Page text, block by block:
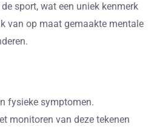
sport, wat een uniek kenmerk
van op maat gemaakte mentale
fysieke symptomen.
monitoren van deze tekenen